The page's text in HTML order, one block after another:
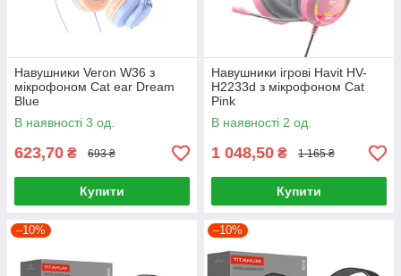
Навушники Veron W36 з
мікрофоном Cat ear Dream
Blue
В наявності 3 од.
623,70 ₴ 693 ₴
Купити
Навушники ігрові Havit HV-
H2233d з мікрофоном Cat
Pink
В наявності 2 од.
1 048,50 ₴ 1 165 ₴
Купити
–10% –10%